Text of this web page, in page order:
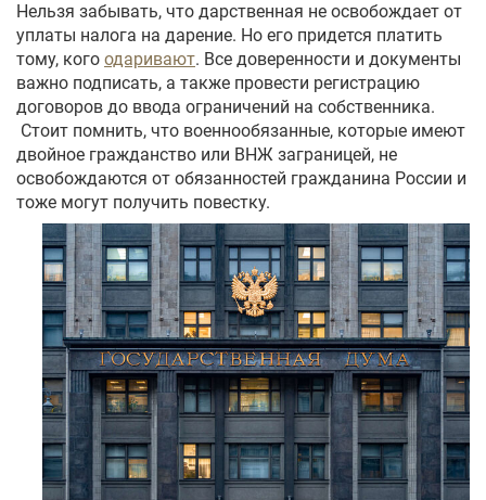
Нельзя забывать, что дарственная не освобождает от
уплаты налога на дарение. Но его придется платить
тому, кого одаривают. Все доверенности и документы
важно подписать, а также провести регистрацию
договоров до ввода ограничений на собственника.
Стоит помнить, что военнообязанные, которые имеют
двойное гражданство или ВНЖ заграницей, не
освобождаются от обязанностей гражданина России и
тоже могут получить повестку.